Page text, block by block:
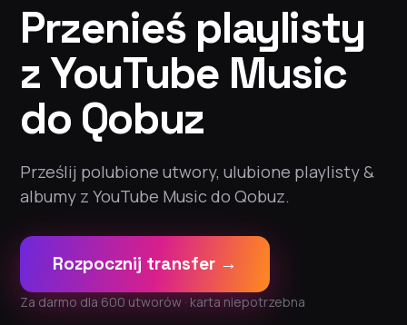
Przenieś playlisty
z YouTube Music
do Qobuz
Prześlij polubione utwory, ulubione playlisty &
albumy z YouTube Music do Qobuz.
Rozpocznij transfer →
Za darmo dla 600 utworów · karta niepotrzebna